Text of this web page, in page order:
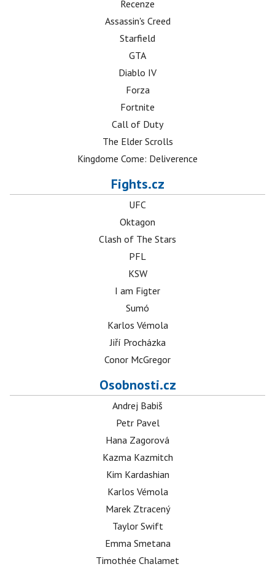
Recenze
Assassin's Creed
Starfield
GTA
Diablo IV
Forza
Fortnite
Call of Duty
The Elder Scrolls
Kingdome Come: Deliverence
Fights.cz
UFC
Oktagon
Clash of The Stars
PFL
KSW
I am Figter
Sumó
Karlos Vémola
Jiří Procházka
Conor McGregor
Osobnosti.cz
Andrej Babiš
Petr Pavel
Hana Zagorová
Kazma Kazmitch
Kim Kardashian
Karlos Vémola
Marek Ztracený
Taylor Swift
Emma Smetana
Timothée Chalamet